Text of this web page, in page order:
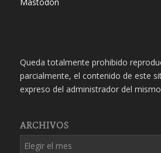
Queda totalmente prohibido
parcialmente, el contenido de este
expreso del administrador del
ARCHIVOS